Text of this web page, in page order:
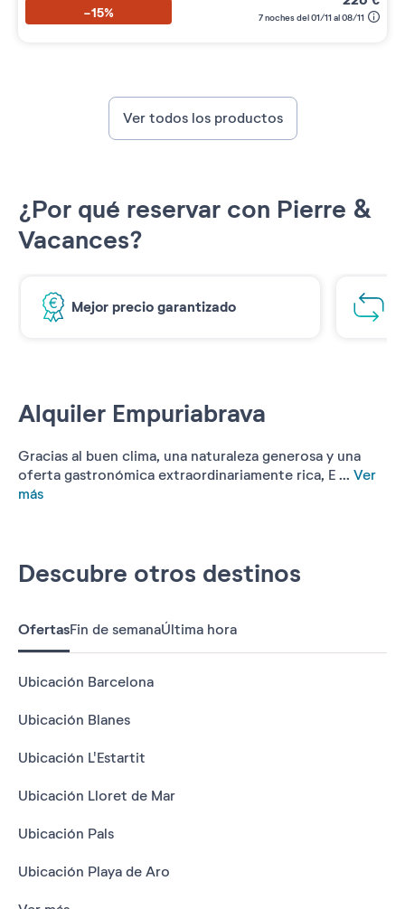
Alquiler Empuriabrava
Gracias al buen clima, una naturaleza generosa y una
oferta gastronómica extraordinariamente rica, E ... Ver
más
-15% 7 noches del 01/11 al 08/11
Ver todos los productos
¿Por qué reservar con Pierre &
Vacances?
Mejor precio garantizado
Descubre otros destinos
OfertasFin de semanaÚltima hora
Ubicación Barcelona
Ubicación Blanes
Ubicación L'Estartit
Ubicación Lloret de Mar
Ubicación Pals
Ubicación Playa de Aro